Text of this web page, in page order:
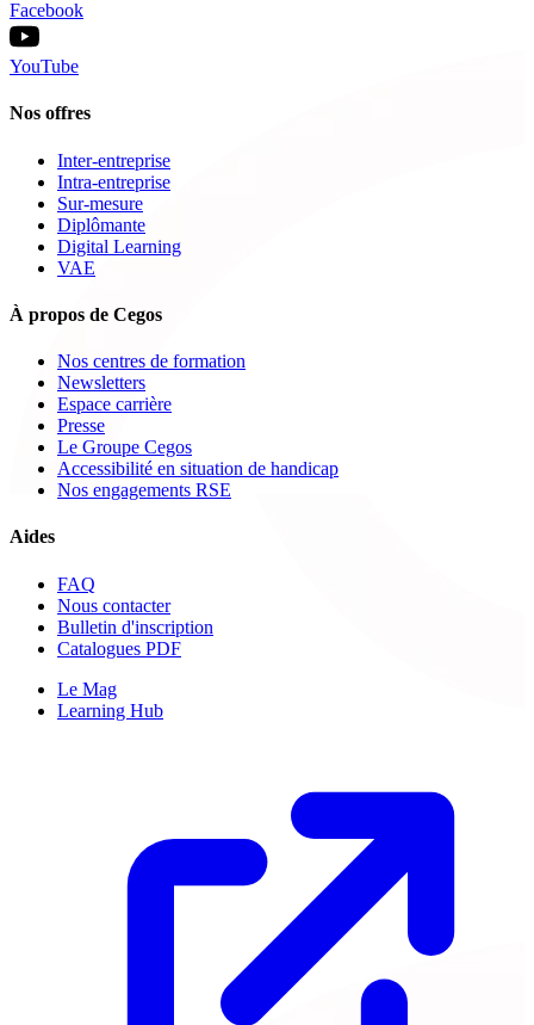
Facebook
YouTube
Nos offres
Inter-entreprise
Intra-entreprise
Sur-mesure
Diplômante
Digital Learning
VAE
À propos de Cegos
Nos centres de formation
Newsletters
Espace carrière
Presse
Le Groupe Cegos
Accessibilité en situation de handicap
Nos engagements RSE
Aides
FAQ
Nous contacter
Bulletin d'inscription
Catalogues PDF
Le Mag
Learning Hub